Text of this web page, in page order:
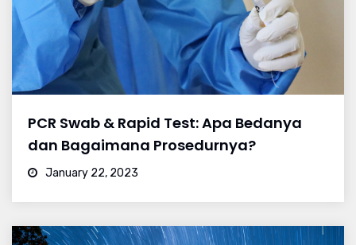
PCR Swab & Rapid Test: Apa Bedanya
dan Bagaimana Prosedurnya?
January 22, 2023